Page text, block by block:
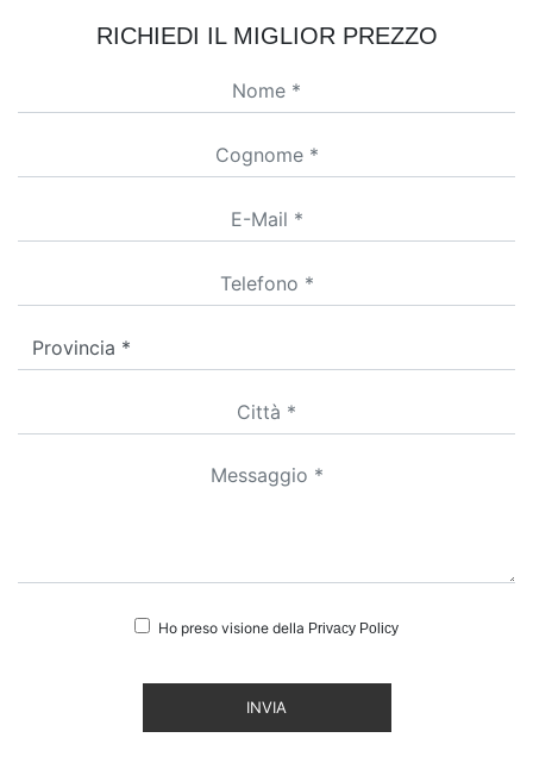
RICHIEDI IL MIGLIOR PREZZO
Ho preso visione della Privacy Policy
INVIA